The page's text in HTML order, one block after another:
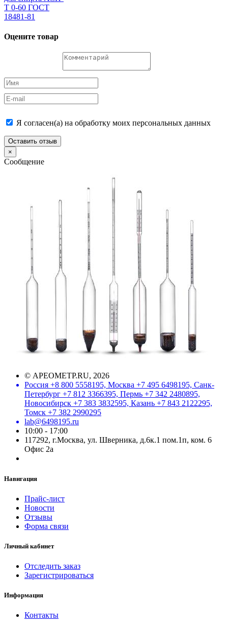
Оцените товар
Я согласен(а) на обработку моих персональных данных
Оставить отзыв
×
Сообщение
© АРЕОМЕТР.RU, 2026
Россия +8 800 5558195, Москва +7 495 6498195, Санк-
Петербург +7 812 3366395, Пермь +7 342 2480895,
Новосибирск +7 383 3832595, Казань +7 843 2122295,
Томск +7 382 2990295
lab@6498195.ru
10:00 - 17:00
117292, г.Москва, ул. Шверника, д.6к.1 пом.1п, ком. 6
Офис 2а
Навигация
Прайс-лист
Новости
Отзывы
Форма связи
Личный кабинет
Отследить заказ
Зарегистрироваться
Информация
Контакты